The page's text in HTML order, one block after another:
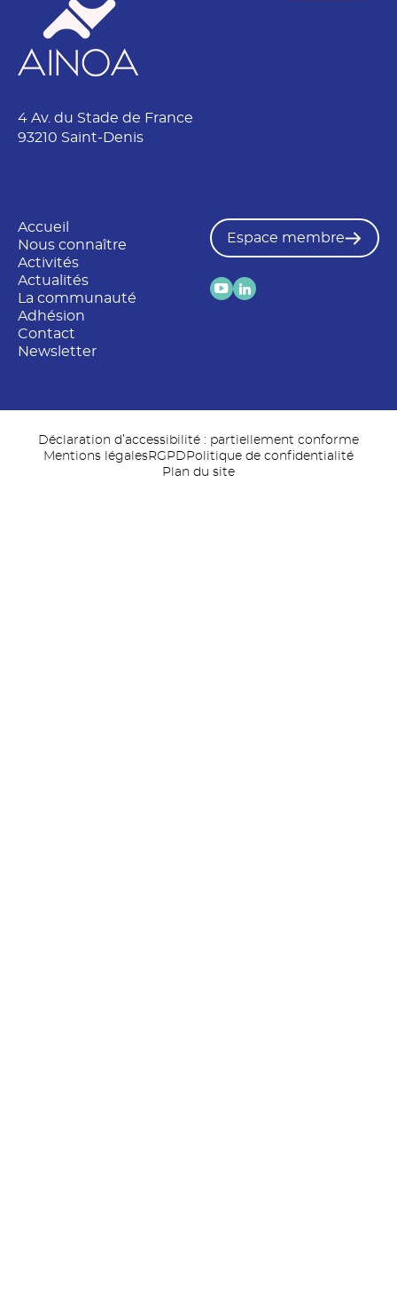
4 Av. du Stade de France
93210 Saint-Denis
Accueil
Nous connaître
Activités
Actualités
La communauté
Adhésion
Contact
Newsletter
Espace membre
Déclaration d’accessibilité : partiellement conforme
Mentions légalesRGPD Politique de confidentialité
Plan du site